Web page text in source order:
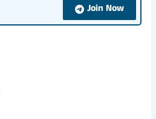
Join Now